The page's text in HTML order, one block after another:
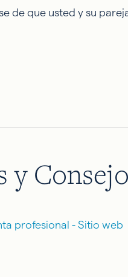
de que usted y su
y
profesional - Sitio web